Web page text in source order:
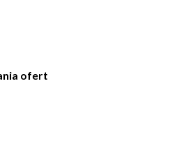
ofert